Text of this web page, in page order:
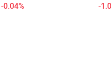
-0.04% -